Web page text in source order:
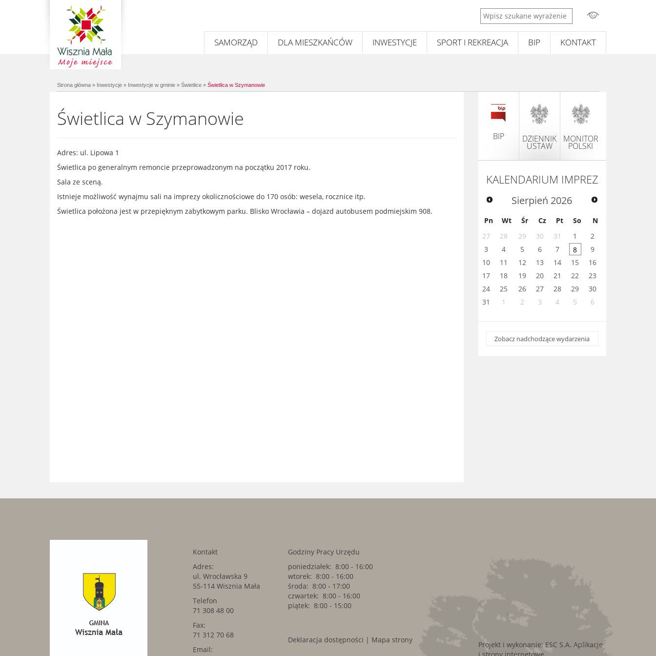
Wpisz
szukane
wyrażenie
SAMORZĄD DLA MIESZKAŃCÓW INWESTYCJE SPORT I REKREACJA BIP KONTAKT
Strona główna » Inwestycje » Inwestycje w gminie » Świetlice » Świetlica w Szymanowie
Świetlica w Szymanowie
Adres: ul. Lipowa 1
Świetlica po generalnym remoncie przeprowadzonym na początku 2017 roku.
Sala ze sceną.
Istnieje możliwość wynajmu sali na imprezy okolicznościowe do 170 osób: wesela, rocznice itp.
Świetlica położona jest w przepięknym zabytkowym parku. Blisko Wrocławia – dojazd autobusem podmiejskim 908.
BIP DZIENNIK
USTAW
MONITOR
POLSKI
KALENDARIUM IMPREZ
Next Sierpień 2026
Pn Wt Śr Cz Pt So
N
27
28 29 30 31 1
2
3
4 5 6 7 8
9
10
11 12 13 14 15
16
17
18 19 20 21 22
23
24
25 26 27 28 29
30
31
1 2 3 4 5 6
Zobacz nadchodzące wydarzenia
Kontakt
Adres:
ul. Wrocławska 9
55-114 Wisznia Mała
Telefon
71 308 48 00
Fax:
71 312 70 68
Email:
Godziny Pracy Urzędu
poniedziałek: 8:00 - 16:00
wtorek: 8:00 - 16:00
środa: 8:00 - 17:00
czwartek: 8:00 - 16:00
piątek: 8:00 - 15:00
Deklaracja dostępności | Mapa strony
Projekt i wykonanie: ESC S.A. Aplikacje